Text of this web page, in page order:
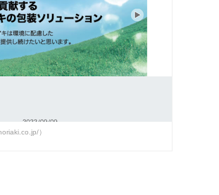
）